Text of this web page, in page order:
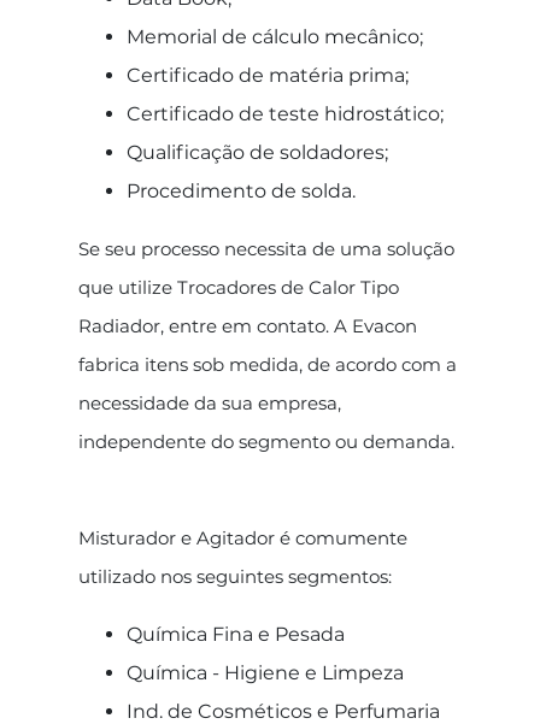
Memorial de cálculo mecânico;
Certificado de matéria prima;
Certificado de teste hidrostático;
Qualificação de soldadores;
Procedimento de solda.
Se seu processo necessita de uma solução
que utilize Trocadores de Calor Tipo
Radiador, entre em contato. A Evacon
fabrica itens sob medida, de acordo com a
necessidade da sua empresa,
independente do segmento ou demanda.
Misturador e Agitador é comumente
utilizado nos seguintes segmentos:
Química Fina e Pesada
Química - Higiene e Limpeza
Ind. de Cosméticos e Perfumaria